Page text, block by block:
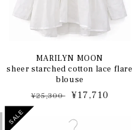
MARILYN MOON
sheer starched cotton lace flare
blouse
通
常
¥25,300
セ
ル
¥17,710
SALE